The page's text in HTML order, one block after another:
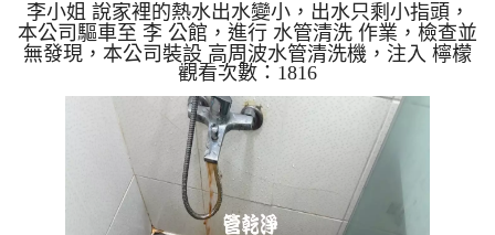
水管
李小姐 說家裡的熱水出水變小，出水只剩小指頭，
本公司驅車至 李 公館，進行 水管清洗 作業，檢查並
無發現，本公司裝設 高周波水管清洗機，注入 檸檬
酸 至水管，等了約15分，開啟 水管清洗機 ，啟動 螺
旋波 模式，一洗水管就流出泥水，還噴出許多泡沫
水，兩個多小時後，出水變乾淨熱水出水量也恢復
了。 如是自來水，如水管老化，會產生鐵鏽跟泥沙
堆積，洗出來的水就會是咖啡色，地下水含有氧化
錳，管壁上會結成黑色管垢，洗出來的水會跟石油一
樣黑，有些洗出綠色的水，是因為裡面有銅的物質，
生鏽產生銅綠，如是藍色...
觀看次數：1816